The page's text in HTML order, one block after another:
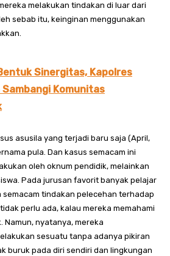
melakukan tindakan di luar dari
sebab itu, keinginan menggunakan
Sinergitas, Kapolres
Sambangi Komunitas
asusila yang terjadi baru saja (April,
pula. Dan kasus semacam ini
oleh oknum pendidik, melainkan
Pada jurusan favorit banyak pelajar
semacam tindakan pelecehan terhadap
perlu ada, kalau mereka memahami
Namun, nyatanya, mereka
sesuatu tanpa adanya pikiran
buruk pada diri sendiri dan lingkungan